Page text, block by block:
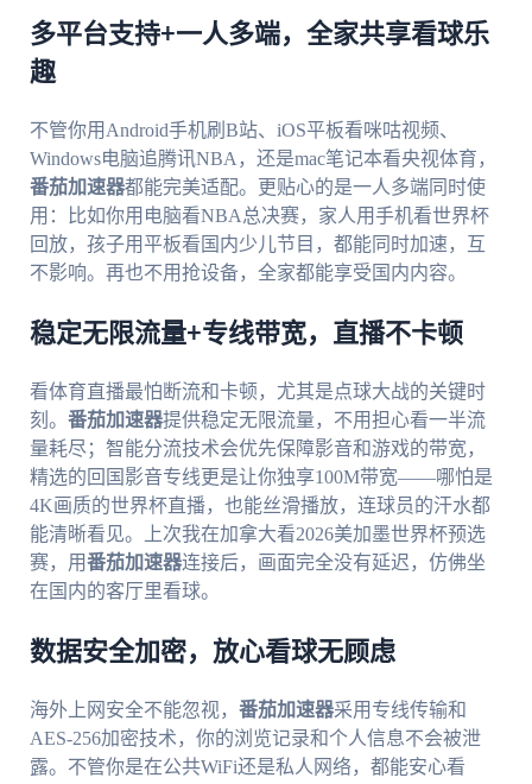
多平台支持+一人多端，全家共享看球乐
趣
不管你用Android手机刷B站、iOS平板看咪咕视频、
Windows电脑追腾讯NBA，还是mac笔记本看央视体育，
番茄加速器都能完美适配。更贴心的是一人多端同时使
用：比如你用电脑看NBA总决赛，家人用手机看世界杯
回放，孩子用平板看国内少儿节目，都能同时加速，互
不影响。再也不用抢设备，全家都能享受国内内容。
稳定无限流量+专线带宽，直播不卡顿
看体育直播最怕断流和卡顿，尤其是点球大战的关键时
刻。 番茄加速器提供稳定无限流量，不用担心看一半流
量耗尽；智能分流技术会优先保障影音和游戏的带宽，
精选的回国影音专线更是让你独享100M带宽——哪怕是
4K画质的世界杯直播，也能丝滑播放，连球员的汗水都
能清晰看见。上次我在加拿大看2026美加墨世界杯预选
赛，用番茄加速器连接后，画面完全没有延迟，仿佛坐
在国内的客厅里看球。
数据安全加密，放心看球无顾虑
海外上网安全不能忽视， 番茄加速器采用专线传输和
AES-256加密技术，你的浏览记录和个人信息不会被泄
露。不管你是在公共WiFi还是私人网络，都能安心看